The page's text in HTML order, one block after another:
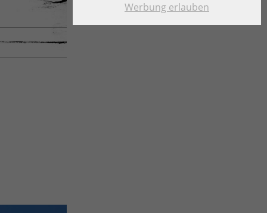
Werbung erlauben